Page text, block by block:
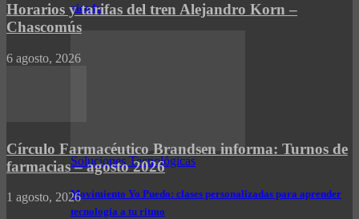
picada
Soluciones Tecnológicas
Movimiento Yo Puedo: clases personalizadas para aprender
tecnología a tu ritmo
Horarios y tarifas del tren Alejandro Korn –
Chascomús
6 agosto, 2026
Círculo Farmacéutico Brandsen informa: Turnos de
farmacias – agosto 2026
1 agosto, 2026